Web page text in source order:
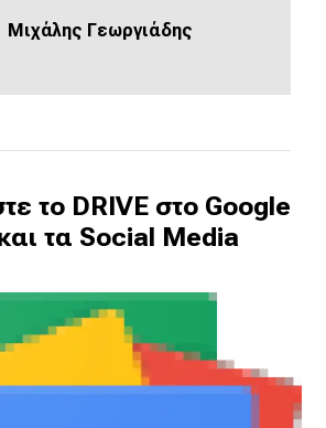
Mιχάλης Γεωργιάδης
το DRIVE στο Google
τα Social Media